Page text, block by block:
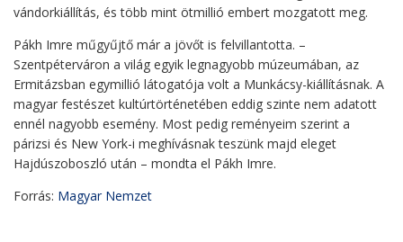
vándorkiállítás, és több mint ötmillió embert mozgatott meg.
Pákh Imre műgyűjtő már a jövőt is felvillantotta. –
Szentpéterváron a világ egyik legnagyobb múzeumában, az
Ermitázsban egymillió látogatója volt a Munkácsy-kiállításnak. A
magyar festészet kultúrtörténetében eddig szinte nem adatott
ennél nagyobb esemény. Most pedig reményeim szerint a
párizsi és New York-i meghívásnak teszünk majd eleget
Hajdúszoboszló után – mondta el Pákh Imre.
Forrás: Magyar Nemzet